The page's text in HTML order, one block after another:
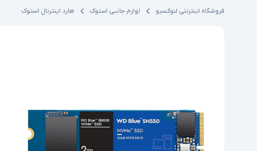
فروشگاه اینترنتی لنوکسیو لوازم جانبی استوک هارد اینترنال استوک